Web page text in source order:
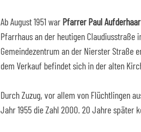
Ab August 1951 war Pfarrer Paul Aufderhaar
Pfarrhaus an der heutigen Claudiusstraße
Gemeindezentrum an der Nierster Straße
dem Verkauf befindet sich in der alten
Durch Zuzug, vor allem von Flüchtlingen
Jahr 1955 die Zahl 2000. 20 Jahre später